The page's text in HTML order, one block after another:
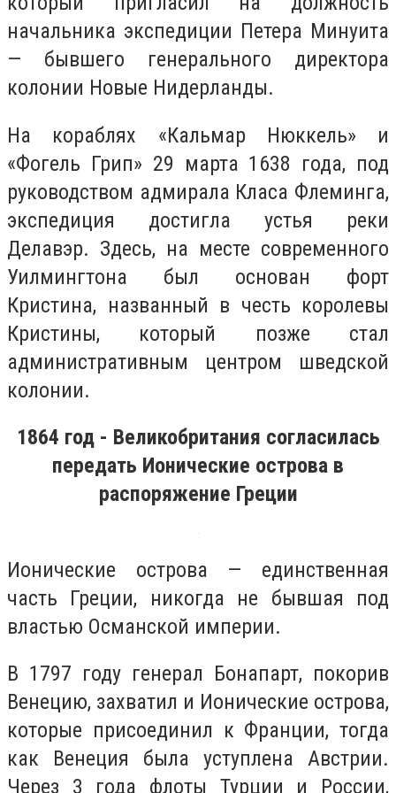
начальника экспедиции Петера Минуита
— бывшего генерального директора
колонии Новые Нидерланды.
На кораблях «Кальмар Нюккель» и
«Фогель Грип» 29 марта 1638 года, под
руководством адмирала Класа Флеминга,
экспедиция достигла устья реки
Делавэр. Здесь, на месте современного
Уилмингтона был основан форт
Кристина, названный в честь королевы
Кристины, который позже стал
административным центром шведской
колонии.
1864 год - Великобритания согласилась
передать Ионические острова в
распоряжение Греции
Ионические острова — единственная
часть Греции, никогда не бывшая под
властью Османской империи.
В 1797 году генерал Бонапарт, покорив
Венецию, захватил и Ионические острова,
которые присоединил к Франции, тогда
как Венеция была уступлена Австрии.
Через 3 года флоты Турции и России,